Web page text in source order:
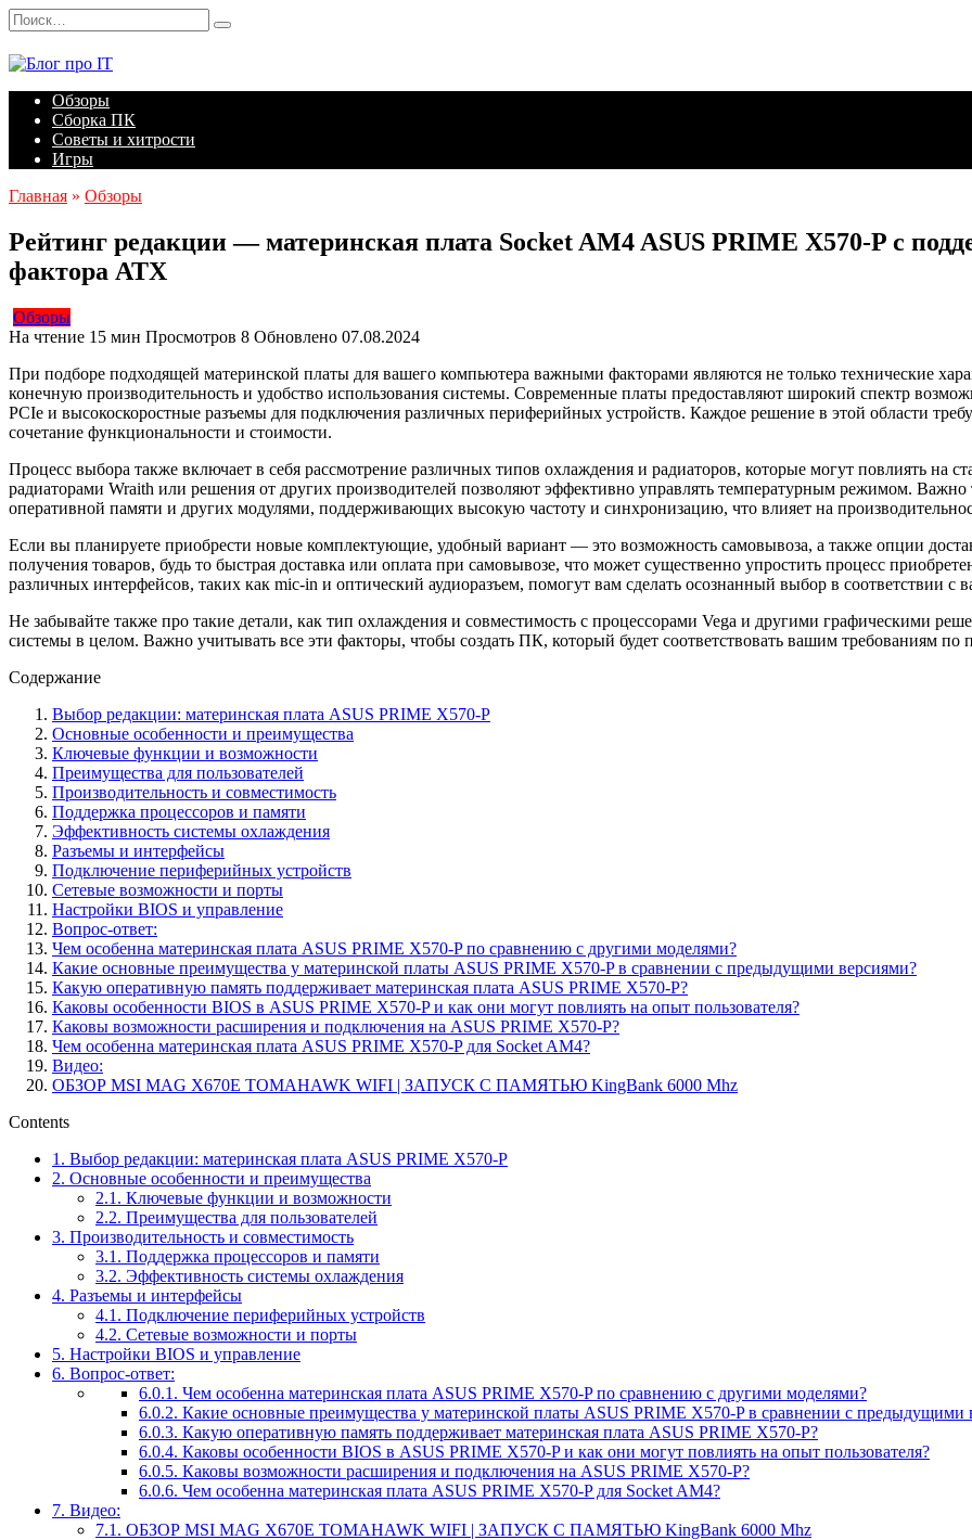
Перейти
к
содержанию
Search
for:
Обзоры
Сборка ПК
Советы и хитрости
Игры
Главная » Обзоры
Рейтинг редакции — материнская плата Socket AM4 ASUS PRIME X570-P с
фактора ATX
Обзоры
На чтение 15 мин Просмотров 8 Обновлено 07.08.2024
При подборе подходящей материнской платы для вашего компьютера важными факторами являются не только технические
конечную производительность и удобство использования системы. Современные платы предоставляют широкий спектр
PCIe и высокоскоростные разъемы для подключения различных периферийных устройств. Каждое решение в этой области
сочетание функциональности и стоимости.
Процесс выбора также включает в себя рассмотрение различных типов охлаждения и радиаторов, которые могут повлиять на
радиаторами Wraith или решения от других производителей позволяют эффективно управлять температурным режимом. Важно
оперативной памяти и других модулями, поддерживающих высокую частоту и синхронизацию, что влияет на
Если вы планируете приобрести новые комплектующие, удобный вариант — это возможность самовывоза, а также опции
получения товаров, будь то быстрая доставка или оплата при самовывозе, что может существенно упростить процесс
различных интерфейсов, таких как mic-in и оптический аудиоразъем, помогут вам сделать осознанный выбор в соответствии с
Не забывайте также про такие детали, как тип охлаждения и совместимость с процессорами Vega и другими графическими
системы в целом. Важно учитывать все эти факторы, чтобы создать ПК, который будет соответствовать вашим требованиям по
Содержание
Выбор редакции: материнская плата ASUS PRIME X570-P
Основные особенности и преимущества
Ключевые функции и возможности
Преимущества для пользователей
Производительность и совместимость
Поддержка процессоров и памяти
Эффективность системы охлаждения
Разъемы и интерфейсы
Подключение периферийных устройств
Сетевые возможности и порты
Настройки BIOS и управление
Вопрос-ответ:
Чем особенна материнская плата ASUS PRIME X570-P по сравнению с другими моделями?
Какие основные преимущества у материнской платы ASUS PRIME X570-P в сравнении с предыдущими версиями?
Какую оперативную память поддерживает материнская плата ASUS PRIME X570-P?
Каковы особенности BIOS в ASUS PRIME X570-P и как они могут повлиять на опыт пользователя?
Каковы возможности расширения и подключения на ASUS PRIME X570-P?
Чем особенна материнская плата ASUS PRIME X570-P для Socket AM4?
Видео:
ОБЗОР MSI MAG X670E TOMAHAWK WIFI | ЗАПУСК С ПАМЯТЬЮ KingBank 6000 Mhz
Contents
1. Выбор редакции: материнская плата ASUS PRIME X570-P
2. Основные особенности и преимущества
2.1. Ключевые функции и возможности
2.2. Преимущества для пользователей
3. Производительность и совместимость
3.1. Поддержка процессоров и памяти
3.2. Эффективность системы охлаждения
4. Разъемы и интерфейсы
4.1. Подключение периферийных устройств
4.2. Сетевые возможности и порты
5. Настройки BIOS и управление
6. Вопрос-ответ:
6.0.1. Чем особенна материнская плата ASUS PRIME X570-P по сравнению с другими моделями?
6.0.2. Какие основные преимущества у материнской платы ASUS PRIME X570-P в сравнении с предыдущими
6.0.3. Какую оперативную память поддерживает материнская плата ASUS PRIME X570-P?
6.0.4. Каковы особенности BIOS в ASUS PRIME X570-P и как они могут повлиять на опыт пользователя?
6.0.5. Каковы возможности расширения и подключения на ASUS PRIME X570-P?
6.0.6. Чем особенна материнская плата ASUS PRIME X570-P для Socket AM4?
7. Видео:
7.1. ОБЗОР MSI MAG X670E TOMAHAWK WIFI | ЗАПУСК С ПАМЯТЬЮ KingBank 6000 Mhz